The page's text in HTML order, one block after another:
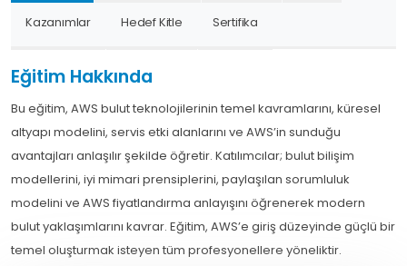
Kazanımlar Hedef Kitle Sertifika
Eğitim Hakkında
Bu eğitim, AWS bulut teknolojilerinin temel kavramlarını, küresel
altyapı modelini, servis etki alanlarını ve AWS’in sunduğu
avantajları anlaşılır şekilde öğretir. Katılımcılar; bulut bilişim
modellerini, iyi mimari prensiplerini, paylaşılan sorumluluk
modelini ve AWS fiyatlandırma anlayışını öğrenerek modern
bulut yaklaşımlarını kavrar. Eğitim, AWS’e giriş düzeyinde güçlü bir
temel oluşturmak isteyen tüm profesyonellere yöneliktir.